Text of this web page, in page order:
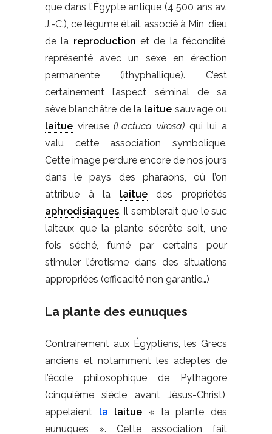
que dans l’Égypte antique (4 500 ans av.
J.-C.), ce légume était associé à Min, dieu
de la reproduction et de la fécondité,
représenté avec un sexe en érection
permanente (ithyphallique). C’est
certainement l’aspect séminal de sa
sève blanchâtre de la laitue sauvage ou
laitue vireuse(Lactuca virosa) qui lui a
valu cette association symbolique.
Cette image perdure encore de nos jours
dans le pays des pharaons, où l’on
attribue à la laituedes propriétés
aphrodisiaques. Il semblerait que le suc
laiteux que la plante sécrète soit, une
fois séché, fumé par certains pour
stimuler l’érotisme dans des situations
appropriées (efficacité non garantie…)
La plante des eunuques
Contrairement aux Égyptiens, les Grecs
anciens et notamment les adeptes de
l’école philosophique de Pythagore
(cinquième siècle avant Jésus-Christ),
appelaient la laitue « la plante des
eunuques ». Cette association fait